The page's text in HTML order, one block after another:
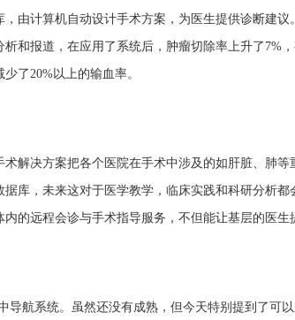
，由计算机自动设计手术方案，为医生提供诊断建
析和报道，在应用了系统后，肿瘤切除率上升了7%
了20%以上的输血率。
术解决方案把各个医院在手术中涉及的如肝脏、肺
据库，未来这对于医学教学，临床实践和科研分析
内的远程会诊与手术指导服务，不但能让基层的医生
导航系统。虽然还没有成熟，但今天特别提到了可